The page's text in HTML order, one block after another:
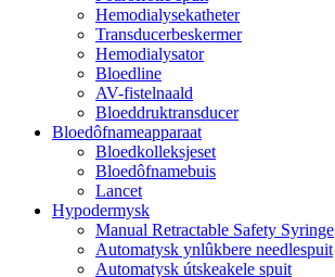
Hemodialysekatheter
Transducerbeskermer
Hemodialysator
Bloedline
AV-fistelnaald
Bloeddruktransducer
Bloedôfnameapparaat
Bloedkolleksjeset
Bloedôfnamebuis
Lancet
Hypodermysk
Manual Retractable Safety Syringe
Automatysk ynlûkbere needlespuit
Automatysk útskeakele spuit